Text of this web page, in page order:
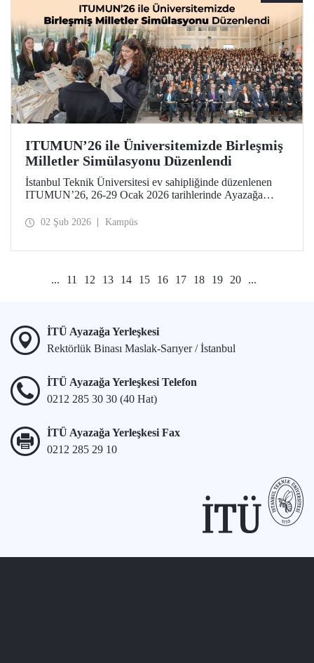
ITUMUN’26 ile Üniversitemizde Birleşmiş
Milletler Simülasyonu Düzenlendi
İstanbul Teknik Üniversitesi ev sahipliğinde düzenlenen
ITUMUN’26, 26-29 Ocak 2026 tarihlerinde Ayazağa
hakları ve ekonomi gibi farklı temalara odaklanan 14
02 Şub 2026 Kampüs
... 11 12 13 14 15 16 17 18 19 20 ...
İTÜ Ayazağa Yerleşkesi
Rektörlük Binası Maslak-Sarıyer / İstanbul
İTÜ Ayazağa Yerleşkesi Telefon
0212 285 30 30 (40 Hat)
İTÜ Ayazağa Yerleşkesi Fax
0212 285 29 10